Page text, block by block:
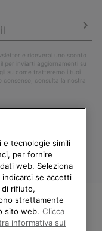
e riceverai uno sconto
per inviarti aggiornamenti su
su come tratteremo i tuoi
consenso, consulta la nostra
des Morgines, 12 1213
SOREL.
e tecnologie simili
per fornire
web. Seleziona
se accetti
di rifiuto,
strettamente
sito web. Clicca
informativa sui